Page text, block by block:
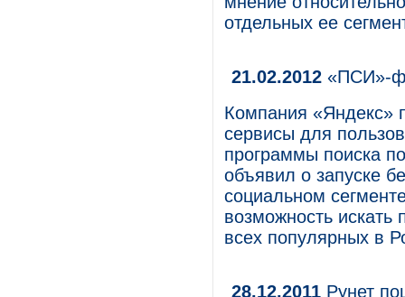
отдельных ее
21.02.2012 «ПСИ»-
Компания «Яндекс»
сервисы для
программы поиска
объявил о запуске
социальном
возможность
всех популярных в
28.12.2011 Рунет